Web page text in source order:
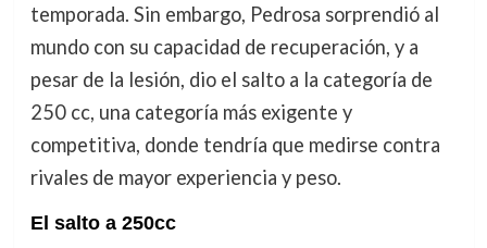
temporada. Sin embargo, Pedrosa sorprendió al
mundo con su capacidad de recuperación, y a
pesar de la lesión, dio el salto a la categoría de
250 cc, una categoría más exigente y
competitiva, donde tendría que medirse contra
rivales de mayor experiencia y peso.
El salto a 250cc